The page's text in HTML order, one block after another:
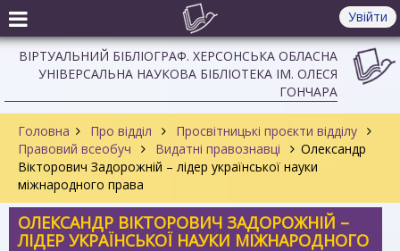
Увійти
ВІРТУАЛЬНИЙ БІБЛІОГРАФ. ХЕРСОНСЬКА ОБЛАСНА
УНІВЕРСАЛЬНА НАУКОВА БІБЛІОТЕКА ІМ. ОЛЕСЯ
ГОНЧАРА
Головна Про відділ
Просвітницькі проєкти відділу
Правовий всеобуч
Видатні правознавці
Олександр
Вікторович Задорожній – лідер української науки
міжнародного права
ОЛЕКСАНДР ВІКТОРОВИЧ ЗАДОРОЖНІЙ –
ЛІДЕР УКРАЇНСЬКОЇ НАУКИ МІЖНАРОДНОГО